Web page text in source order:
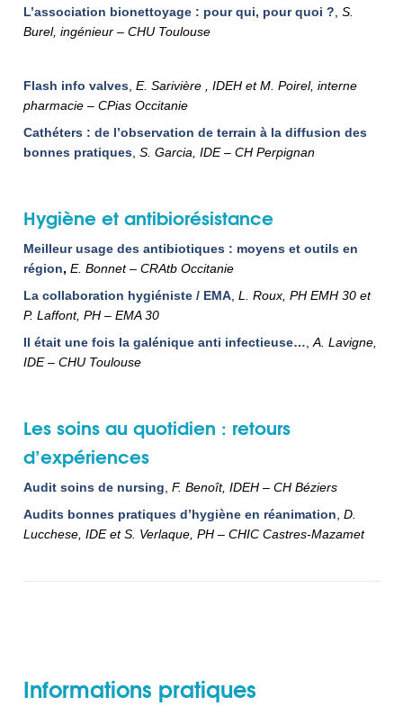
L’association bionettoyage : pour qui, pour quoi ? ,S.
Burel, ingénieur – CHU Toulouse
Flash info valves ,E. Sarivière , IDEH et M. Poirel, interne
pharmacie – CPias Occitanie
Cathéters : de l’observation de terrain à la diffusion des
bonnes pratiques ,S. Garcia, IDE – CH Perpignan
Hygiène et antibiorésistance
Meilleur usage des antibiotiques : moyens et outils en
région,E. Bonnet – CRAtb Occitanie
La collaboration hygiéniste / EMA ,L. Roux, PH EMH 30 et
P. Laffont, PH – EMA 30
Il était une fois la galénique anti infectieuse… ,A. Lavigne,
IDE – CHU Toulouse
Les soins au quotidien : retours
d’expériences
Audit soins de nursing ,F. Benoît, IDEH – CH Béziers
Audits bonnes pratiques d’hygiène en réanimation ,D.
Lucchese, IDE et S. Verlaque, PH – CHIC Castres-Mazamet
Informations pratiques